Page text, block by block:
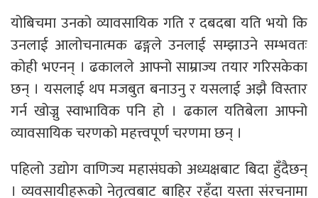
योबिचमा उनको व्यावसायिक गति र दबदबा यति भयो कि
उनलाई आलोचनात्मक ढङ्गले उनलाई सम्झाउने सम्भवतः
कोही भएनन् । ढकालले आफ्नो साम्राज्य तयार गरिसकेका
छन् । यसलाई थप मजबुत बनाउनु र यसलाई अझै विस्तार
गर्न खोज्नु स्वाभाविक पनि हो । ढकाल यतिबेला आफ्नो
व्यावसायिक चरणको महत्त्वपूर्ण चरणमा छन् ।
पहिलो उद्योग वाणिज्य महासंघको अध्यक्षबाट बिदा हुँदैछन्
। व्यवसायीहरूको नेतृत्वबाट बाहिर रहँदा यस्ता संरचनामा